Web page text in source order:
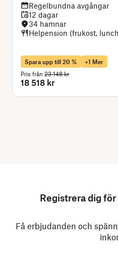
Regelbundna avgångar
12 dagar
34 hamnar
Helpension (frukost,
Spara upp till 20 %
+1 Mer
Pris från 23 148 kr
18 518 kr
Registrera dig
Få erbjudanden och